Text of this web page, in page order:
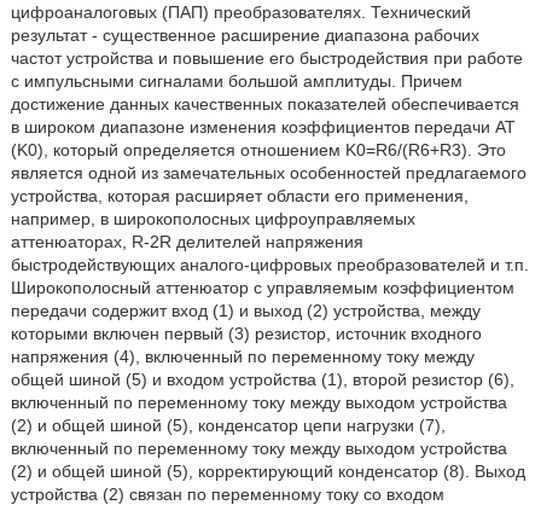
цифроаналоговых (ПАП) преобразователях. Технический
результат - существенное расширение диапазона рабочих
частот устройства и повышение его быстродействия при работе
с импульсными сигналами большой амплитуды. Причем
достижение данных качественных показателей обеспечивается
в широком диапазоне изменения коэффициентов передачи AT
(K0), который определяется отношением K0=R6/(R6+R3). Это
является одной из замечательных особенностей предлагаемого
устройства, которая расширяет области его применения,
например, в широкополосных цифроуправляемых
аттенюаторах, R-2R делителей напряжения
быстродействующих аналого-цифровых преобразователей и т.п.
Широкополосный аттенюатор с управляемым коэффициентом
передачи содержит вход (1) и выход (2) устройства, между
которыми включен первый (3) резистор, источник входного
напряжения (4), включенный по переменному току между
общей шиной (5) и входом устройства (1), второй резистор (6),
включенный по переменному току между выходом устройства
(2) и общей шиной (5), конденсатор цепи нагрузки (7),
включенный по переменному току между выходом устройства
(2) и общей шиной (5), корректирующий конденсатор (8). Выход
устройства (2) связан по переменному току со входом